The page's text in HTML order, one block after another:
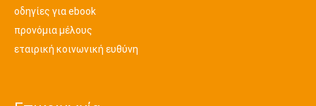
οδηγίες για ebook
προνόμια μέλους
εταιρική κοινωνική ευθύνη